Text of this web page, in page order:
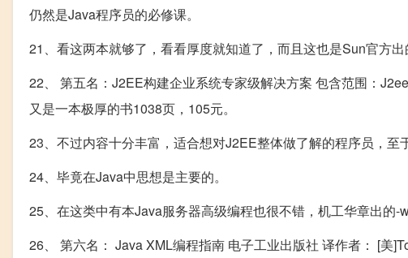
仍然是Java程序员的必修课。
21、看这两本就够了，看看厚度就知道了，而且这也是Sun官方出
22、 第五名：J2EE构建企业系统专家级解决方案 包含范围：
又是一本极厚的书1038页，105元。
23、不过内容十分丰富，适合想对J2EE整体做了解的程序员，至
24、毕竟在Java中思想是主要的。
25、在这类中有本Java服务器高级编程也很不错，机工华章出的-
26、 第六名： Java XML编程指南 电子工业出版社 译作者： [美